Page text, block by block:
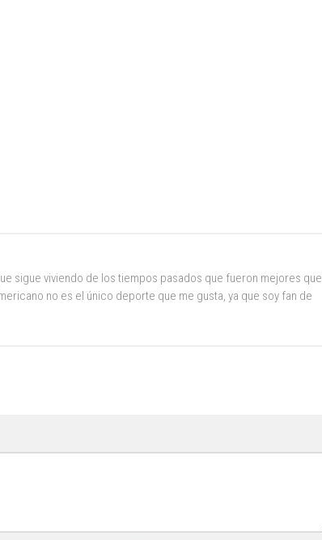
sigue viviendo de los tiempos pasados que fueron mejores que
no es el único deporte que me gusta, ya que soy fan de